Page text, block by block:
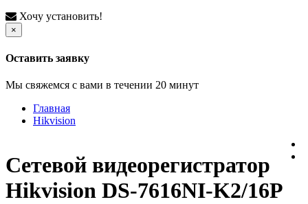
Хочу установить!
×
Оставить заявку
Мы свяжемся с вами в течении 20 минут
Главная
Hikvision
Сетевой видеорегистратор
Hikvision DS-7616NI-K2/16P